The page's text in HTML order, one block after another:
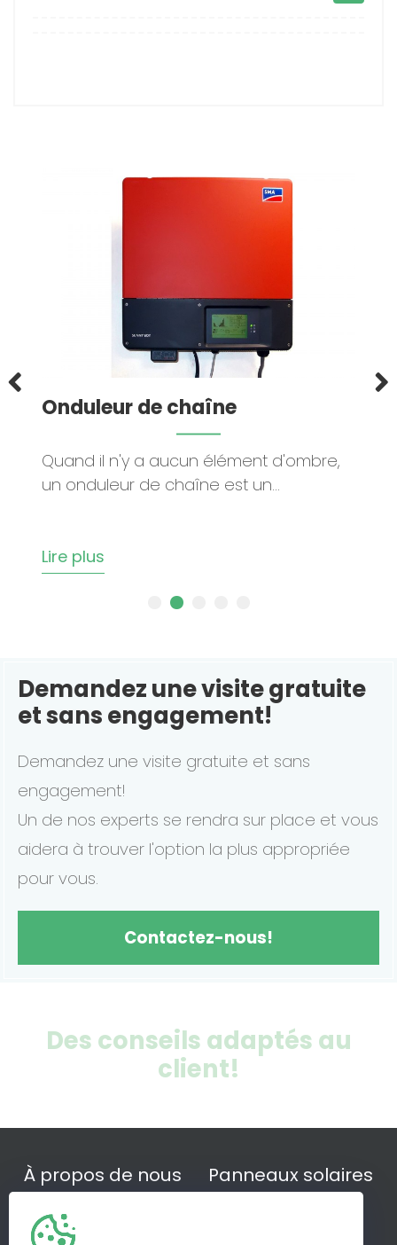
Onduleur de chaîne
Quand il n'y a aucun élément d'ombre,
un onduleur de chaîne est un...
Lire plus
Demandez une visite gratuite
et sans engagement!
Demandez une visite gratuite et sans
engagement!
Un de nos experts se rendra sur place et vous
aidera à trouver l'option la plus appropriée
pour vous.
Contactez-nous!
Des conseils adaptés au
client!
À propos de nous
Panneaux solaires
Batteries
Climatisation